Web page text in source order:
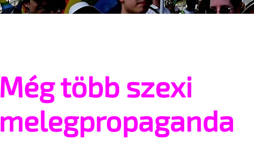
Még több szexi
melegpropaganda